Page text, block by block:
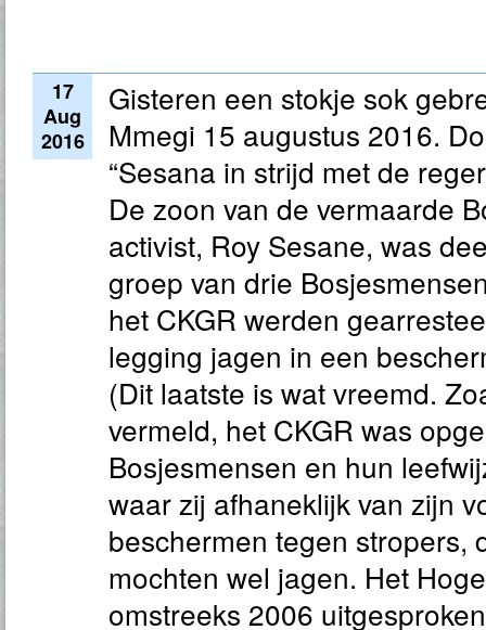
17
Aug
2016
Gisteren een stokje sok
Mmegi 15 augustus 2016.
“Sesana in strijd met de
De zoon van de vermaarde
activist, Roy Sesane, was
groep van drie
het CKGR werden
legging jagen in een
(Dit laatste is wat vreemd.
vermeld, het CKGR was
Bosjesmensen en hun
waar zij afhaneklijk van zijn
beschermen tegen stropers,
mochten wel jagen. Het
omstreeks 2006